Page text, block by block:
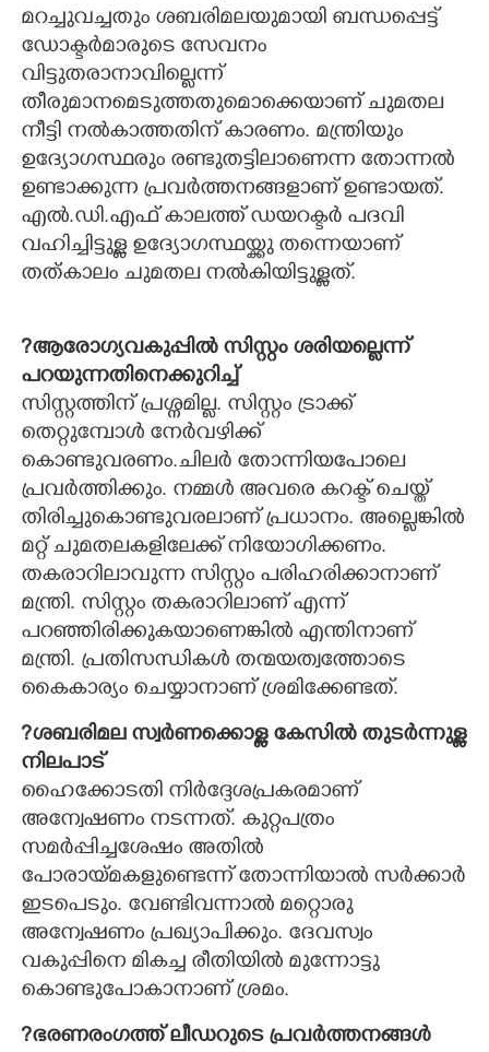
മറച്ചുവച്ചതും ശബരിമലയുമായി ബന്ധപ്പെട്ട്
ഡോക്ടർമാരുടെ സേവനം
വിട്ടുതരാനാവില്ലെന്ന്
തീരുമാനമെടുത്തതുമൊക്കെയാണ് ചുമതല
നീട്ടി നൽകാത്തതിന് കാരണം. മന്ത്രിയും
ഉദ്യോഗസ്ഥരും രണ്ടുതട്ടിലാണെന്ന തോന്നൽ
ഉണ്ടാക്കുന്ന പ്രവർത്തനങ്ങളാണ് ഉണ്ടായത്.
എൽ.ഡി.എഫ് കാലത്ത് ഡയറക്ടർ പദവി
വഹിച്ചിട്ടുള്ള ഉദ്യോഗസ്ഥയ്ക്കു തന്നെയാണ്
തത്കാലം ചുമതല നൽകിയിട്ടുള്ളത്.
?ആരോഗ്യവകുപ്പിൽ സിസ്റ്റം ശരിയല്ലെന്ന്
പറയുന്നതിനെക്കുറിച്ച്
സിസ്റ്റത്തിന് പ്രശ്നമില്ല. സിസ്റ്റം ട്രാക്ക്
തെറ്റുമ്പോൾ നേർവഴിക്ക്
കൊണ്ടുവരണം.ചിലർ തോന്നിയപോലെ
പ്രവർത്തിക്കും. നമ്മൾ അവരെ കറക്ട് ചെയ്ത്
തിരിച്ചുകൊണ്ടുവരലാണ് പ്രധാനം. അല്ലെങ്കിൽ
മറ്റ് ചുമതലകളിലേക്ക് നിയോഗിക്കണം.
തകരാറിലാവുന്ന സിസ്റ്റം പരിഹരിക്കാനാണ്
മന്ത്രി. സിസ്റ്റം തകരാറിലാണ് എന്ന്
പറഞ്ഞിരിക്കുകയാണെങ്കിൽ എന്തിനാണ്
മന്ത്രി. പ്രതിസന്ധികൾ തന്മയത്വത്തോടെ
കൈകാര്യം ചെയ്യാനാണ് ശ്രമിക്കേണ്ടത്.
?ശബരിമല സ്വർണക്കൊള്ള കേസിൽ തുടർന്നുള്ള
നിലപാട്
ഹൈക്കോടതി നിർദ്ദേശപ്രകരമാണ്
അന്വേഷണം നടന്നത്. കുറ്റപത്രം
സമർപ്പിച്ചശേഷം അതിൽ
പോരായ്മകളുണ്ടെന്ന് തോന്നിയാൽ സർക്കാർ
ഇടപെടും. വേണ്ടിവന്നാൽ മറ്റൊരു
അന്വേഷണം പ്രഖ്യാപിക്കും. ദേവസ്വം
വകുപ്പിനെ മികച്ച രീതിയിൽ മുന്നോട്ടു
കൊണ്ടുപോകാനാണ് ശ്രമം.
?ഭരണരംഗത്ത് ലീഡറുടെ പ്രവർത്തനങ്ങൾ